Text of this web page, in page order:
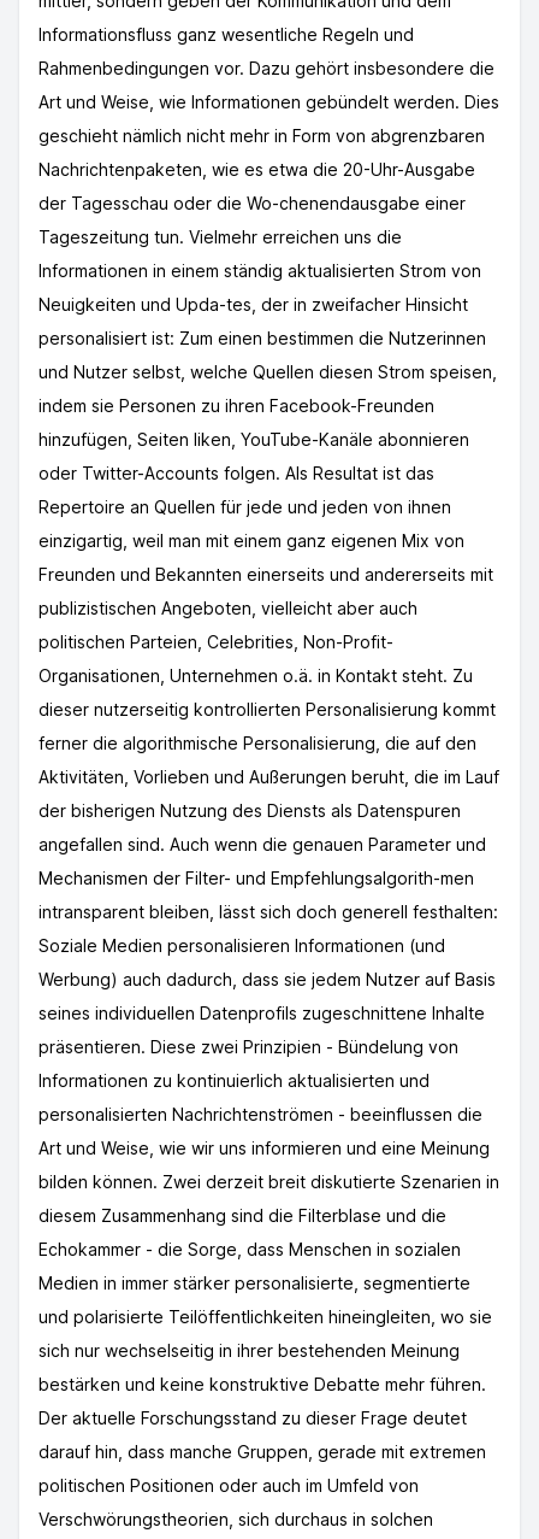
Informationsfluss ganz wesentliche Regeln und
Rahmenbedingungen vor. Dazu gehört insbesondere die
Art und Weise, wie Informationen gebündelt werden. Dies
geschieht nämlich nicht mehr in Form von abgrenzbaren
Nachrichtenpaketen, wie es etwa die 20-Uhr-Ausgabe
der Tagesschau oder die Wo-chenendausgabe einer
Tageszeitung tun. Vielmehr erreichen uns die
Informationen in einem ständig aktualisierten Strom von
Neuigkeiten und Upda-tes, der in zweifacher Hinsicht
personalisiert ist: Zum einen bestimmen die Nutzerinnen
und Nutzer selbst, welche Quellen diesen Strom speisen,
indem sie Personen zu ihren Facebook-Freunden
hinzufügen, Seiten liken, YouTube-Kanäle abonnieren
oder Twitter-Accounts folgen. Als Resultat ist das
Repertoire an Quellen für jede und jeden von ihnen
einzigartig, weil man mit einem ganz eigenen Mix von
Freunden und Bekannten einerseits und andererseits mit
publizistischen Angeboten, vielleicht aber auch
politischen Parteien, Celebrities, Non-Profit-
Organisationen, Unternehmen o.ä. in Kontakt steht. Zu
dieser nutzerseitig kontrollierten Personalisierung kommt
ferner die algorithmische Personalisierung, die auf den
Aktivitäten, Vorlieben und Außerungen beruht, die im Lauf
der bisherigen Nutzung des Diensts als Datenspuren
angefallen sind. Auch wenn die genauen Parameter und
Mechanismen der Filter- und Empfehlungsalgorith-men
intransparent bleiben, lässt sich doch generell festhalten:
Soziale Medien personalisieren Informationen (und
Werbung) auch dadurch, dass sie jedem Nutzer auf Basis
seines individuellen Datenprofils zugeschnittene Inhalte
präsentieren. Diese zwei Prinzipien - Bündelung von
Informationen zu kontinuierlich aktualisierten und
personalisierten Nachrichtenströmen - beeinflussen die
Art und Weise, wie wir uns informieren und eine Meinung
bilden können. Zwei derzeit breit diskutierte Szenarien in
diesem Zusammenhang sind die Filterblase und die
Echokammer - die Sorge, dass Menschen in sozialen
Medien in immer stärker personalisierte, segmentierte
und polarisierte Teilöffentlichkeiten hineingleiten, wo sie
sich nur wechselseitig in ihrer bestehenden Meinung
bestärken und keine konstruktive Debatte mehr führen.
Der aktuelle Forschungsstand zu dieser Frage deutet
darauf hin, dass manche Gruppen, gerade mit extremen
politischen Positionen oder auch im Umfeld von
Verschwörungstheorien, sich durchaus in solchen